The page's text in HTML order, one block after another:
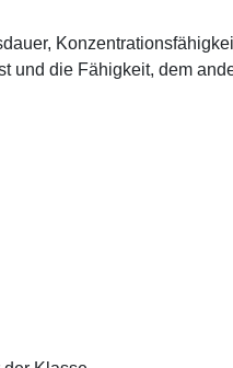
und die Fähigkeit, dem